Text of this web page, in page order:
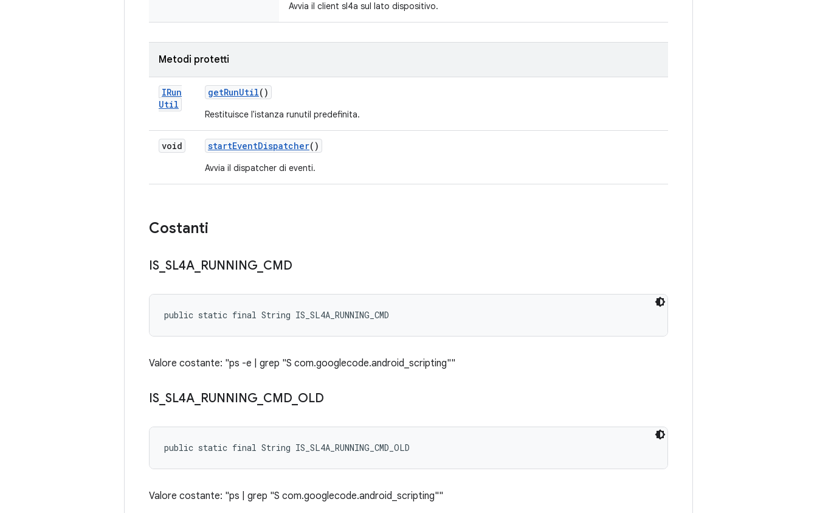
Avvia il client sl4a sul lato dispositivo.
Metodi protetti
IRun
Util
getRunUtil()
Restituisce l'istanza runutil predefinita.
void startEventDispatcher()
Avvia il dispatcher di eventi.
Costanti
IS SL4A RUNNING CMD
public static final String IS_SL4A_RUNNING_CMD
Valore costante: "ps -e | grep "S com.googlecode.android_scripting""
IS SL4A RUNNING CMD OLD
public static final String IS_SL4A_RUNNING_CMD_OLD
Valore costante: "ps | grep "S com.googlecode.android_scripting""